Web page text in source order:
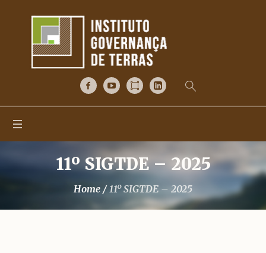
11º SIGTDE – 2025
Home / 11º SIGTDE – 2025